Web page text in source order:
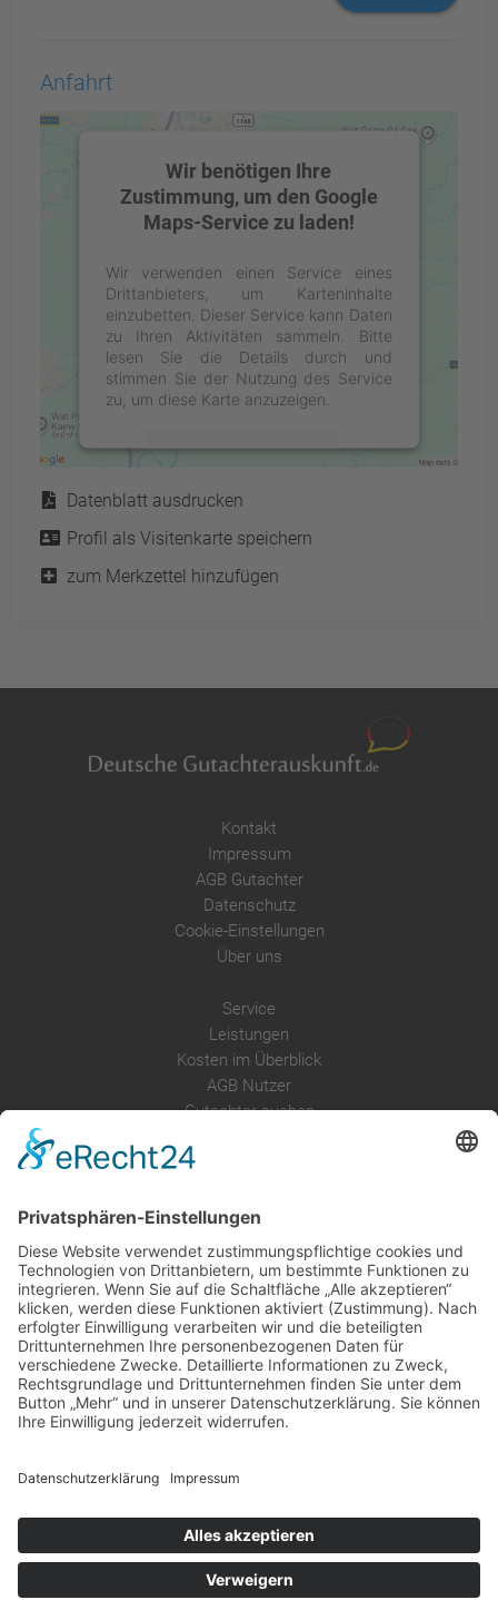
Anfahrt
Wir benötigen Ihre
Zustimmung, um den Google
Maps-Service zu laden!
Wir verwenden einen Service eines
Drittanbieters, um Karteninhalte
einzubetten. Dieser Service kann Daten
zu Ihren Aktivitäten sammeln. Bitte
lesen Sie die Details durch und
stimmen Sie der Nutzung des Service
zu, um diese Karte anzuzeigen.
Mehr Informationen
Akzeptieren
powered by Usercentrics Consent
Management Platform
Service
Datenblatt ausdrucken
Profil als Visitenkarte speichern
zum Merkzettel hinzufügen
Kontakt
Impressum
AGB Gutachter
Datenschutz
Cookie-Einstellungen
Über uns
Service
Leistungen
Kosten im Überblick
AGB Nutzer
Gutachter suchen
Anfrage
Presse
Partner: Der DGuSV
als Gutachter eintragen
Infos für Suchende